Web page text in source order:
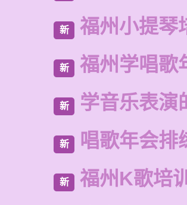
新 福州小提琴
新 福州学唱歌
新 学音乐表演
新 唱歌年会排
新 福州K歌培